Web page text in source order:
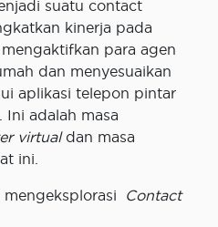
suatu contact
kinerja pada
para agen
dan menyesuaikan
aplikasi telepon pintar
adalah masa
virtualdan masa
ini.
Contact